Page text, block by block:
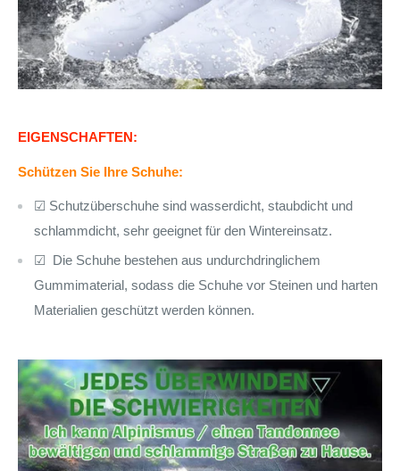
EIGENSCHAFTEN:
Schützen Sie Ihre Schuhe:
☑ Schutzüberschuhe sind wasserdicht, staubdicht und
schlammdicht, sehr geeignet für den Wintereinsatz.
☑
Die Schuhe bestehen aus undurchdringlichem
Gummimaterial, sodass die Schuhe vor Steinen und harten
Materialien geschützt werden können.